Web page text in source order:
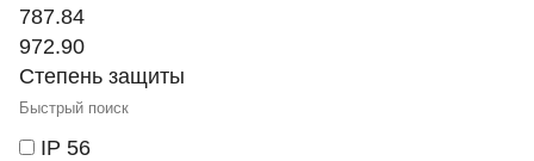
787.84
972.90
Степень защиты
IP 56